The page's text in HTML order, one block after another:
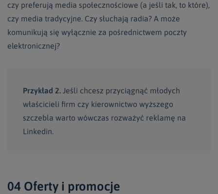
czy preferują media społecznościowe (a jeśli tak, to które),
czy media tradycyjne. Czy słuchają radia? A może
komunikują się wyłącznie za pośrednictwem poczty
elektronicznej?
Przykład 2. Jeśli chcesz przyciągnąć młodych
właścicieli firm czy kierownictwo wyższego
szczebla warto wówczas rozważyć reklamę na
Linkedin.
04 Oferty i promocje